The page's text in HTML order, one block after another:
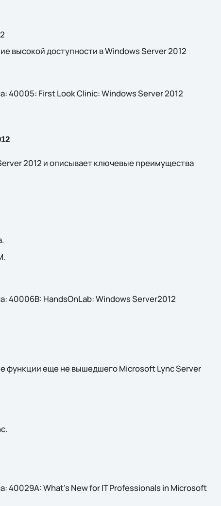
высокой доступности в Windows Server 2012
40005: First Look Clinic: Windows Server 2012
2012 и описывает ключевые преимущества
40006B: HandsOnLab: Windows Server2012
функции еще не вышедшего Microsoft Lync Server
40029A: What’s New for IT Professionals in Microsoft